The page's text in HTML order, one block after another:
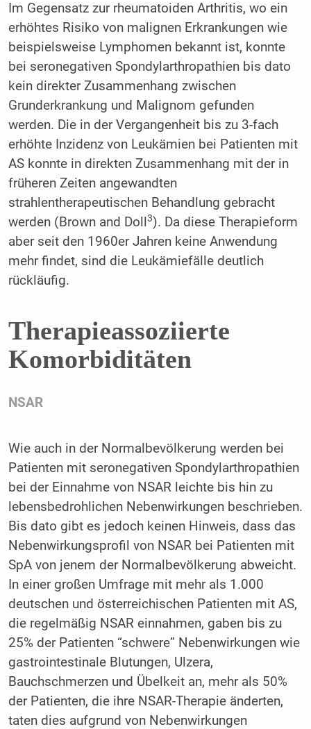
Im Gegensatz zur rheumatoiden Arthritis, wo ein
erhöhtes Risiko von malignen Erkrankungen wie
beispielsweise Lymphomen bekannt ist, konnte
bei seronegativen Spondylarthropathien bis dato
kein direkter Zusammenhang zwischen
Grunderkrankung und Malignom gefunden
werden. Die in der Vergangenheit bis zu 3-fach
erhöhte Inzidenz von Leukämien bei Patienten mit
AS konnte in direkten Zusammenhang mit der in
früheren Zeiten angewandten
strahlentherapeutischen Behandlung gebracht
werden (Brown and Doll
3). Da diese Therapieform
aber seit den 1960er Jahren keine Anwendung
mehr findet, sind die Leukämiefälle deutlich
rückläufig.
Therapieassoziierte
Komorbiditäten
NSAR
Wie auch in der Normalbevölkerung werden bei
Patienten mit seronegativen Spondylarthropathien
bei der Einnahme von NSAR leichte bis hin zu
lebensbedrohlichen Nebenwirkungen beschrieben.
Bis dato gibt es jedoch keinen Hinweis, dass das
Nebenwirkungsprofil von NSAR bei Patienten mit
SpA von jenem der Normalbevölkerung abweicht.
In einer großen Umfrage mit mehr als 1.000
deutschen und österreichischen Patienten mit AS,
die regelmäßig NSAR einnahmen, gaben bis zu
25% der Patienten “schwere” Nebenwirkungen wie
gastrointestinale Blutungen, Ulzera,
Bauchschmerzen und Übelkeit an, mehr als 50%
der Patienten, die ihre NSAR-Therapie änderten,
taten dies aufgrund von Nebenwirkungen